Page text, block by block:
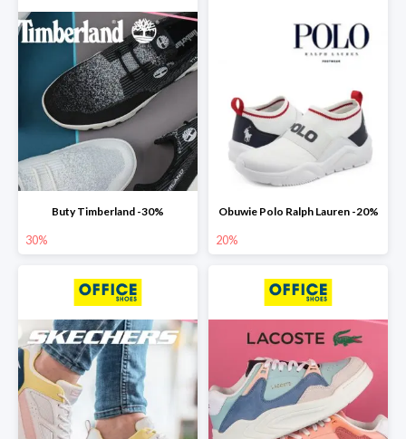
Buty Timberland -30%
30%
Obuwie Polo Ralph Lauren -20%
20%